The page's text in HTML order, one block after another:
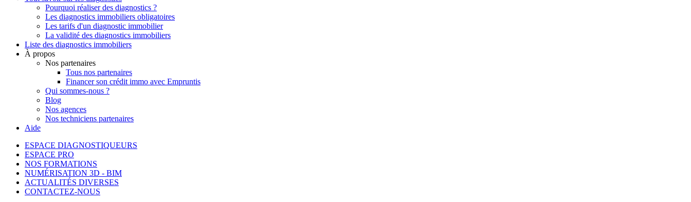
Pourquoi réaliser des diagnostics ?
Les diagnostics immobiliers obligatoires
Les tarifs d'un diagnostic immobilier
La validité des diagnostics immobiliers
Liste des diagnostics immobiliers
À propos
Nos partenaires
Tous nos partenaires
Financer son crédit immo avec Empruntis
Qui sommes-nous ?
Blog
Nos agences
Nos techniciens partenaires
Aide
ESPACE DIAGNOSTIQUEURS
ESPACE PRO
NOS FORMATIONS
NUMÉRISATION 3D - BIM
ACTUALITÉS DIVERSES
CONTACTEZ-NOUS